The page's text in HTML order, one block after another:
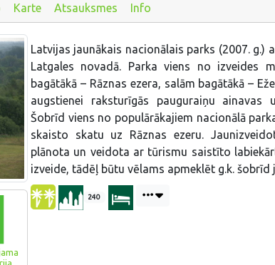
Karte Atsauksmes Info
Latvijas jaunākais nacionālais parks (2007. g.)
Latgales novadā. Parka viens no izveides
bagātākā – Rāznas ezera, salām bagātākā –
augstienei raksturīgās pauguraiņu ainavas
Šobrīd viens no populārākajiem nacionālā
skaisto skatu uz Rāznas ezeru.
plānota un veidota ar tūrismu saistīto
izveide, tādēļ būtu vēlams apmeklēt g.k.
240